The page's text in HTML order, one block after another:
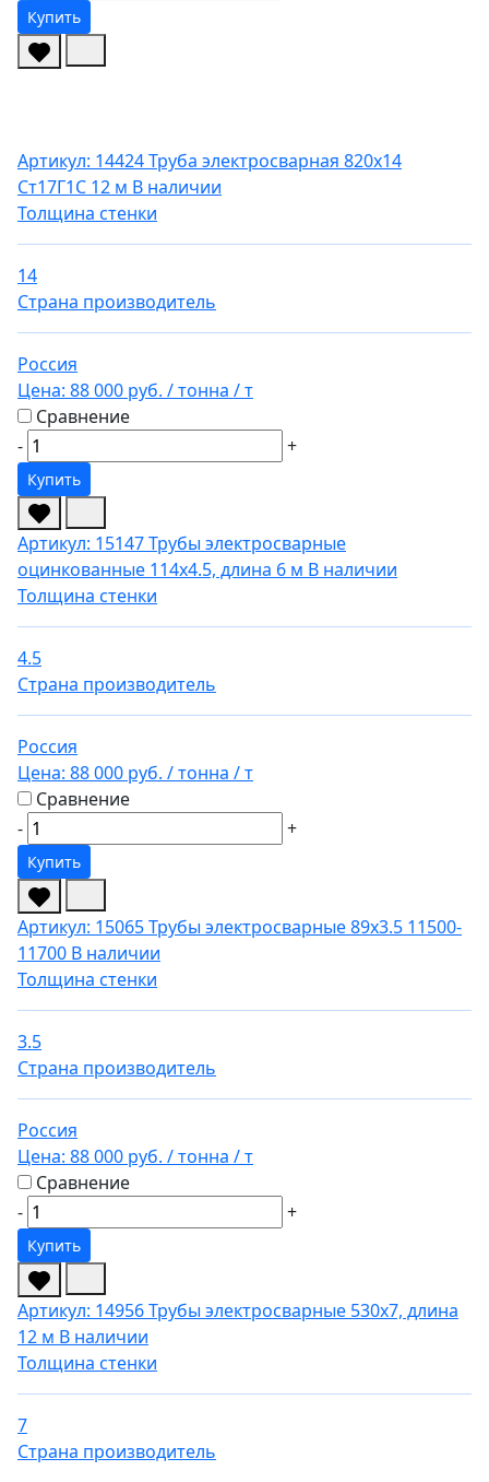
Купить
Артикул: 14424Труба электросварная 820х14
Ст17Г1С 12 м В наличии
Толщина стенки
14
Страна производитель
Россия
Цена: 88 000 руб. / тонна / т
Сравнение
-
+
Купить
Артикул: 15147Трубы электросварные
оцинкованные 114х4.5, длина 6 м В наличии
Толщина стенки
4.5
Страна производитель
Россия
Цена: 88 000 руб. / тонна / т
Сравнение
-
+
Купить
Артикул: 15065Трубы электросварные 89х3.5 11500-
11700 В наличии
Толщина стенки
3.5
Страна производитель
Россия
Цена: 88 000 руб. / тонна / т
Сравнение
-
+
Купить
Артикул: 14956Трубы электросварные 530х7, длина
12 м В наличии
Толщина стенки
7
Страна производитель